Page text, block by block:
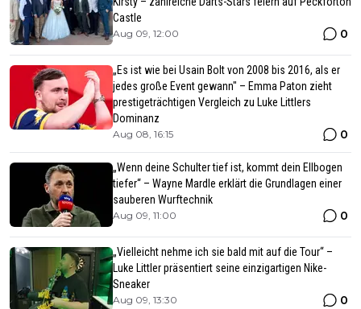
Castle
Aug 09, 12:00 0
„Es ist wie bei Usain Bolt von 2008 bis 2016, als er
jedes große Event gewann" – Emma Paton zieht
prestigeträchtigen Vergleich zu Luke Littlers
Dominanz
Aug 08, 16:15 0
„Wenn deine Schulter tief ist, kommt dein Ellbogen
tiefer“ – Wayne Mardle erklärt die Grundlagen einer
sauberen Wurftechnik
Aug 09, 11:00 0
„Vielleicht nehme ich sie bald mit auf die Tour“ –
Luke Littler präsentiert seine einzigartigen Nike-
Sneaker
Aug 09, 13:30 0